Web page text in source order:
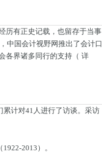
有正史记载，也留存于当事
中国会计视野网推出了会计口
各界诸多同行的支持（ 详
计对41人进行了访谈。采访
2013）。